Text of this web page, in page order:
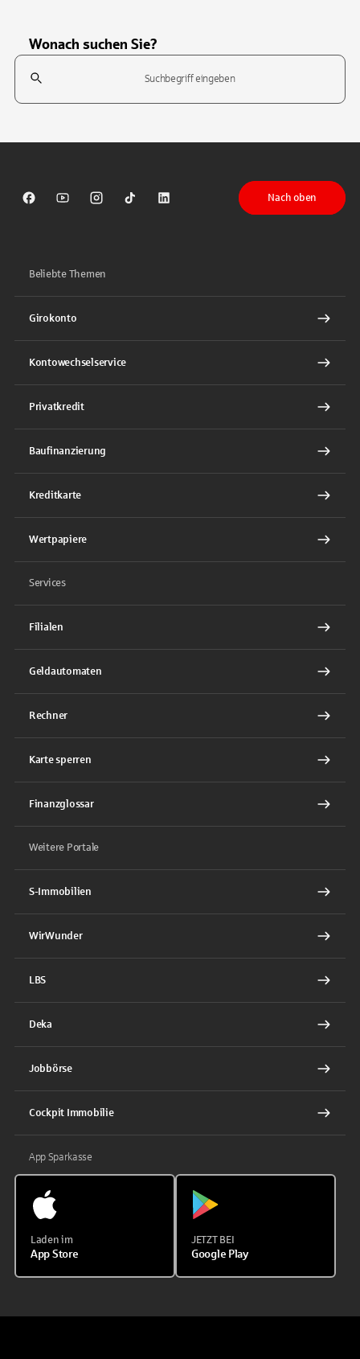
Wonach suchen Sie?
Suchfeld
Sparkasse auf Facebook
Sparkasse auf Youtube
Sparkasse auf Instagram
Sparkasse auf TikTok
Sparkasse auf LinkedIn
Nach oben
Beliebte Themen
Girokonto
Kontowechselservice
Privatkredit
Baufinanzierung
Kreditkarte
Wertpapiere
Services
Filialen
Geldautomaten
Rechner
Karte sperren
Finanzglossar
Weitere Portale
S-Immobilien
WirWunder
LBS
Deka
Jobbörse
Cockpit Immobilie
App Sparkasse
Laden im
App Store
JETZT BEI
Google Play